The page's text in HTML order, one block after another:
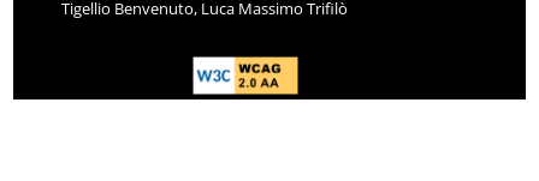
Tigellio Benvenuto, Luca Massimo Trifilò